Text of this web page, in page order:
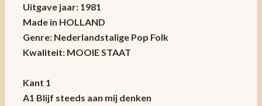
Uitgave jaar: 1981
Made in HOLLAND
Genre: Nederlandstalige Pop Folk
Kwaliteit: MOOIE STAAT
Kant 1
A1 Blijf steeds aan mij denken